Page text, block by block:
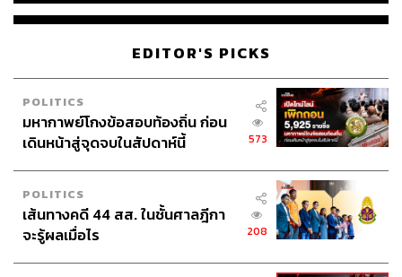
EDITOR'S PICKS
POLITICS
มหากาพย์โกงข้อสอบท้องถิ่น ก่อน
เดินหน้าสู่จุดจบในสัปดาห์นี้
573
POLITICS
เส้นทางคดี 44 สส. ในชั้นศาลฎีกา
จะรู้ผลเมื่อไร
208